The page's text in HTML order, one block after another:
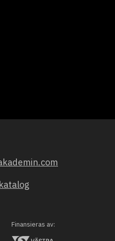
Finansieras av: